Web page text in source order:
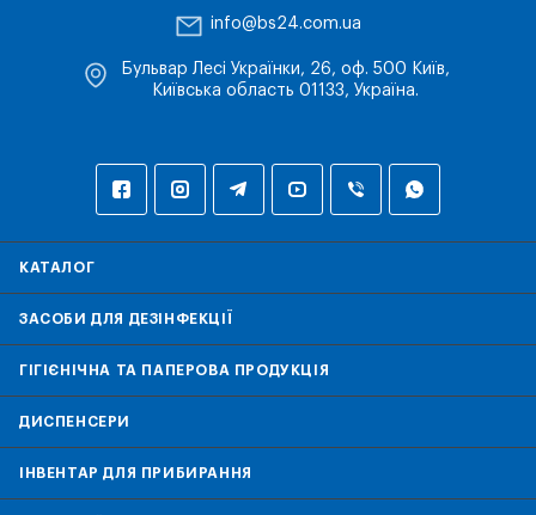
info@bs24.com.ua
Бульвар Лесі Українки, 26, оф. 500 Київ,
Київська область 01133, Україна.
КАТАЛОГ
ЗАСОБИ ДЛЯ ДЕЗІНФЕКЦІЇ
ГІГІЄНІЧНА ТА ПАПЕРОВА ПРОДУКЦІЯ
ДИСПЕНСЕРИ
ІНВЕНТАР ДЛЯ ПРИБИРАННЯ